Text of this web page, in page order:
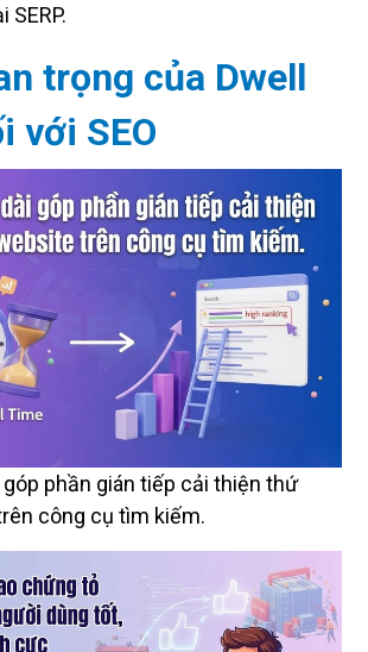
SERP.
trọng của Dwell
với SEO
phần gián tiếp cải thiện thứ
công cụ tìm kiếm.